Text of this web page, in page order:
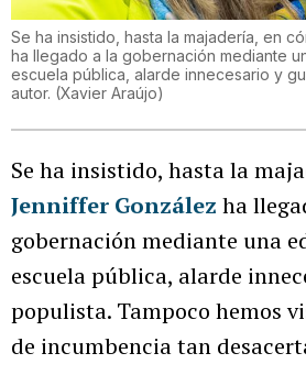
Se ha insistido, hasta la majadería, en
ha llegado a la gobernación mediante
escuela pública, alarde innecesario y
autor. (Xavier Araújo)
Se ha insistido, hasta la
Jenniffer González ha
gobernación mediante una
escuela pública, alarde
populista. Tampoco hemos
de incumbencia tan